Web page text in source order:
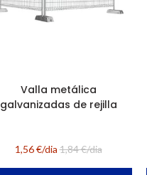
Valla metálica
galvanizadas de rejilla
1,56 €/dia1,84 €/dia